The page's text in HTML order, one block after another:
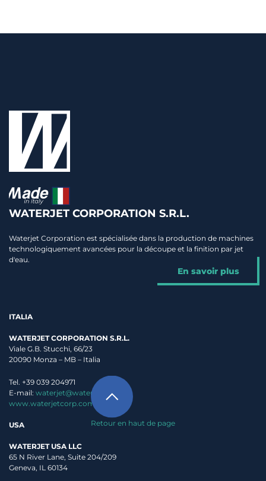
Retour en haut de page
WATERJET CORPORATION S.R.L.
Waterjet Corporation est spécialisée dans la production de machines
technologiquement avancées pour la découpe et la finition par jet
d'eau.
En savoir plus
ITALIA
WATERJET CORPORATION S.R.L.
Viale G.B. Stucchi, 66/23
20090 Monza – MB – Italia
Tel. +39 039 204971
E-mail: waterjet@waterjet.it
www.waterjetcorp.com
USA
WATERJET USA LLC
65 N River Lane, Suite 204/209
Geneva, IL 60134